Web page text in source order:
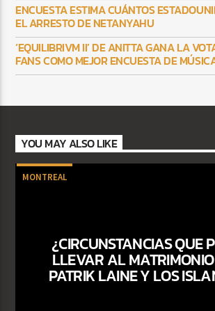
ENCUESTA ESTIMA CUÁNTOS
EL ARRESTO DE NETANYAHU
‘EQUILIBRIVM II’ DE ANITTA GANA LA
FANS COMO MEJOR ENCUESTA DE
YOU MAY ALSO LIKE
MONTREAL
¿CIRCUNSTANCIAS QUE
LLEVAR AL
PATRIK LAINE Y LOS